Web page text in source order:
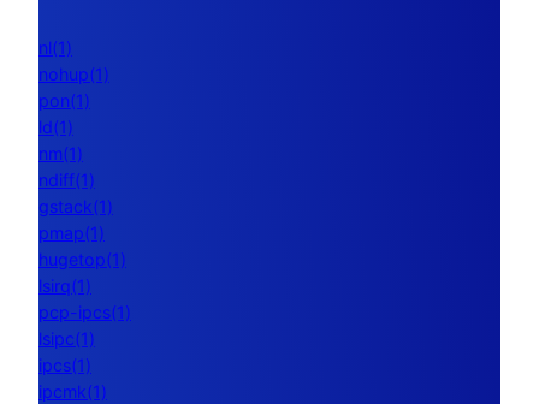
nl(1)
nohup(1)
pon(1)
ld(1)
nm(1)
ndiff(1)
gstack(1)
pmap(1)
hugetop(1)
lsirq(1)
pcp-ipcs(1)
lsipc(1)
ipcs(1)
ipcmk(1)